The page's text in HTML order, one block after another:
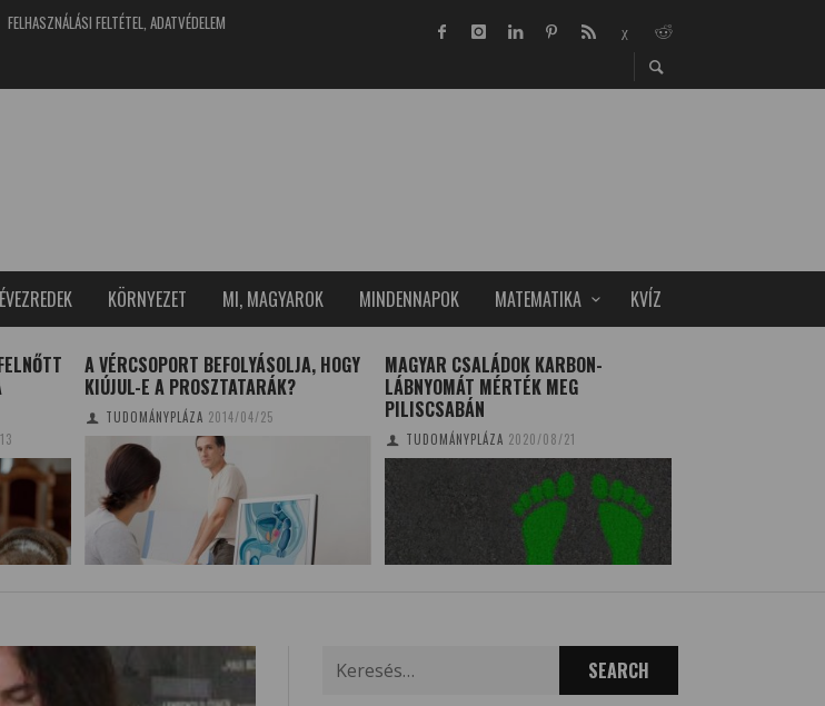
FELHASZNÁLÁSI FELTÉTEL, ADATVÉDELEM
ÉVEZREDEK KÖRNYEZET MI, MAGYAROK MINDENNAPOK MATEMATIKA KVÍZ
A VÉRCSOPORT BEFOLYÁSOLJA, HOGY
KIÚJUL-E A PROSZTATARÁK?
TUDOMÁNYPLÁZA 2014/04/25
MAGYAR CSALÁDOK KARBON-
LÁBNYOMÁT MÉRTÉK MEG
PILISCSABÁN
TUDOMÁNYPLÁZA 2020/08/21
for: